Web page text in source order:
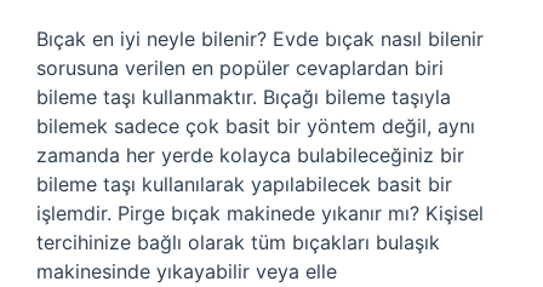
Bıçak en iyi neyle bilenir? Evde bıçak nasıl bilenir
sorusuna verilen en popüler cevaplardan biri
bileme taşı kullanmaktır. Bıçağı bileme taşıyla
bilemek sadece çok basit bir yöntem değil, aynı
zamanda her yerde kolayca bulabileceğiniz bir
bileme taşı kullanılarak yapılabilecek basit bir
işlemdir. Pirge bıçak makinede yıkanır mı? Kişisel
tercihinize bağlı olarak tüm bıçakları bulaşık
makinesinde yıkayabilir veya elle